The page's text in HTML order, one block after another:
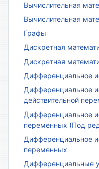
Вычислительная
Вычислительная
Графы
Дискретная
Дискретная
Дифференциальное
Дифференциальное
действительной
Дифференциальное
переменных (Под
Дифференциальное
переменных
Дифференциальные